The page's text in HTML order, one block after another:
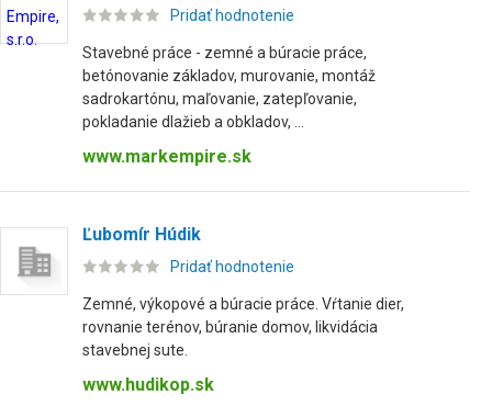
Pridať hodnotenie
Stavebné práce - zemné a búracie práce,
betónovanie základov, murovanie, montáž
sadrokartónu, maľovanie, zatepľovanie,
pokladanie dlažieb a obkladov, ...
www.markempire.sk
Ľubomír Húdik
Pridať hodnotenie
Zemné, výkopové a búracie práce. Vŕtanie dier,
rovnanie terénov, búranie domov, likvidácia
stavebnej sute.
www.hudikop.sk